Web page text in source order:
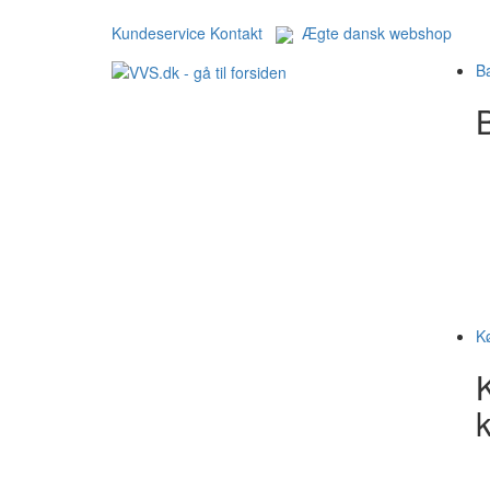
Kundeservice Kontakt
Ægte dansk webshop